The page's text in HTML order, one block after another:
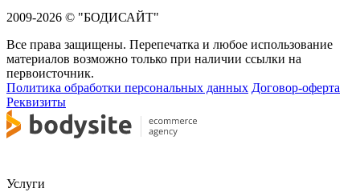
2009-2026 © "БОДИСАЙТ"
Все права защищены. Перепечатка и любое использование
материалов возможно только при наличии ссылки на
первоисточник.
Политика обработки персональных данных Договор-оферта
Реквизиты
Услуги